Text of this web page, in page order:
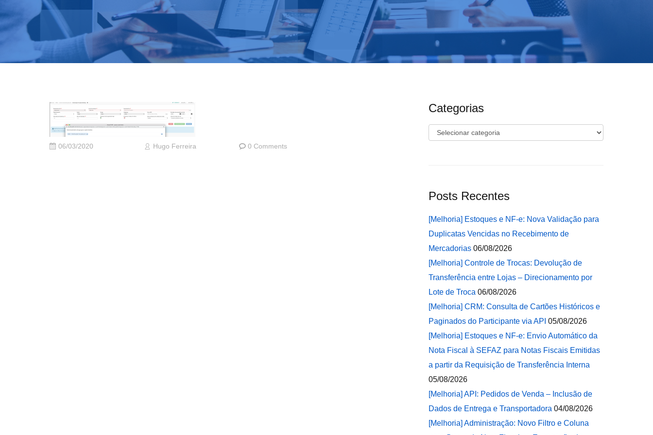
06/03/2020 Hugo Ferreira 0 Comments
Categorias
Categorias
Posts Recentes
[Melhoria] Estoques e NF-e: Nova Validação para
Duplicatas Vencidas no Recebimento de
Mercadorias 06/08/2026
[Melhoria] Controle de Trocas: Devolução de
Transferência entre Lojas – Direcionamento por
Lote de Troca 06/08/2026
[Melhoria] CRM: Consulta de Cartões Históricos e
Paginados do Participante via API 05/08/2026
[Melhoria] Estoques e NF-e: Envio Automático da
Nota Fiscal à SEFAZ para Notas Fiscais Emitidas
a partir da Requisição de Transferência Interna
05/08/2026
[Melhoria] API: Pedidos de Venda – Inclusão de
Dados de Entrega e Transportadora 04/08/2026
[Melhoria] Administração: Novo Filtro e Coluna